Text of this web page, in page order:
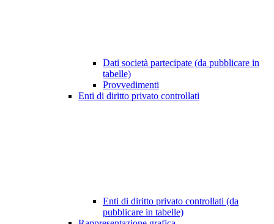
Dati società partecipate (da pubblicare in
tabelle)
Provvedimenti
Enti di diritto privato controllati
Enti di diritto privato controllati (da
pubblicare in tabelle)